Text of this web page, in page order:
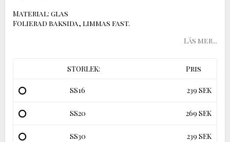
Material: glas
Folierad baksida, limmas fast.
Läs mer...
STORLEK: Pris
SS16 239 SEK
SS20 269 SEK
SS30 239 SEK